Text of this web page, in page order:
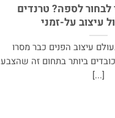
לספה? טרנדים
עיצוב על-זמני
עיצוב הפנים כבר מסרו
ביותר בתחום זה שהצבע
[...]